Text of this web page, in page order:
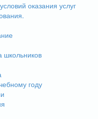
оказания услуг
школьников
году